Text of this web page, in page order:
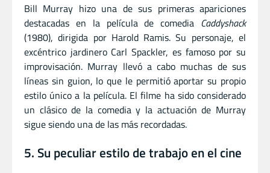
Bill Murray hizo una de sus primeras apariciones
destacadas en la película de comedia Caddyshack
(1980), dirigida por Harold Ramis. Su personaje, el
excéntrico jardinero Carl Spackler, es famoso por su
improvisación. Murray llevó a cabo muchas de sus
líneas sin guion, lo que le permitió aportar su propio
estilo único a la película. El filme ha sido considerado
un clásico de la comedia y la actuación de Murray
sigue siendo una de las más recordadas.
5. Su peculiar estilo de trabajo en el cine